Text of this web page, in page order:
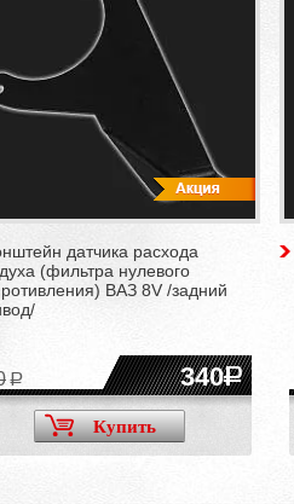
датчика расхода
(фильтра нулевого
ВАЗ 8V /задний
340
Купить